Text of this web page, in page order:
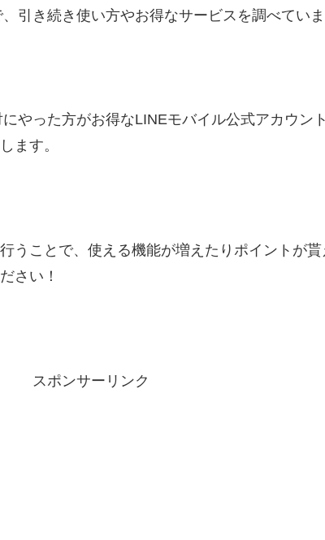
引き続き使い方やお得なサービスを調べていま
やった方がお得なLINEモバイル公式アカウン
ます。
うことで、使える機能が増えたりポイントが
さい！
スポンサーリンク